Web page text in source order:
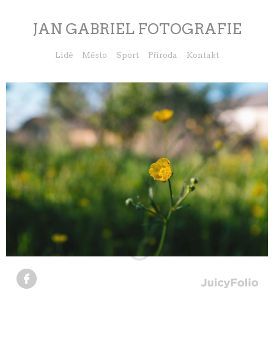
JAN GABRIEL FOTOGRAFIE
Lidé Město Sport Příroda Kontakt